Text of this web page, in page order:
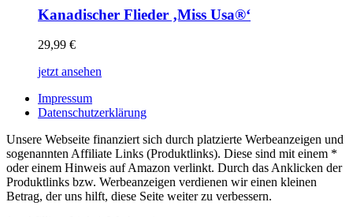
Kanadischer Flieder ‚Miss Usa®‘
29,99 €
jetzt ansehen
Impressum
Datenschutzerklärung
Unsere Webseite finanziert sich durch platzierte Werbeanzeigen und
sogenannten Affiliate Links (Produktlinks). Diese sind mit einem *
oder einem Hinweis auf Amazon verlinkt. Durch das Anklicken der
Produktlinks bzw. Werbeanzeigen verdienen wir einen kleinen
Betrag, der uns hilft, diese Seite weiter zu verbessern.